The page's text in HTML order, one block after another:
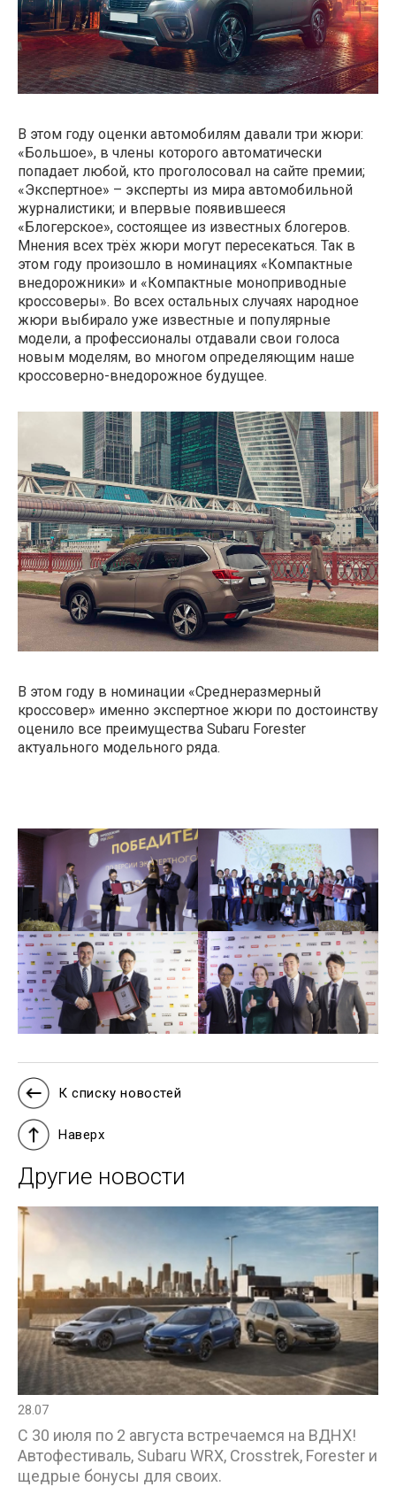
В этом году оценки автомобилям давали три жюри:
«Большое», в члены которого автоматически
попадает любой, кто проголосовал на сайте премии;
«Экспертное» – эксперты из мира автомобильной
журналистики; и впервые появившееся
«Блогерское», состоящее из известных блогеров.
Мнения всех трёх жюри могут пересекаться. Так в
этом году произошло в номинациях «Компактные
внедорожники» и «Компактные моноприводные
кроссоверы». Во всех остальных случаях народное
жюри выбирало уже известные и популярные
модели, а профессионалы отдавали свои голоса
новым моделям, во многом определяющим наше
кроссоверно-внедорожное будущее.
В этом году в номинации «Среднеразмерный
кроссовер» именно экспертное жюри по достоинству
оценило все преимущества Subaru Forester
актуального модельного ряда.
К списку новостей
Наверх
Другие новости
28.07
С 30 июля по 2 августа встречаемся на ВДНХ!
Автофестиваль, Subaru WRX, Crosstrek, Forester и
щедрые бонусы для своих.